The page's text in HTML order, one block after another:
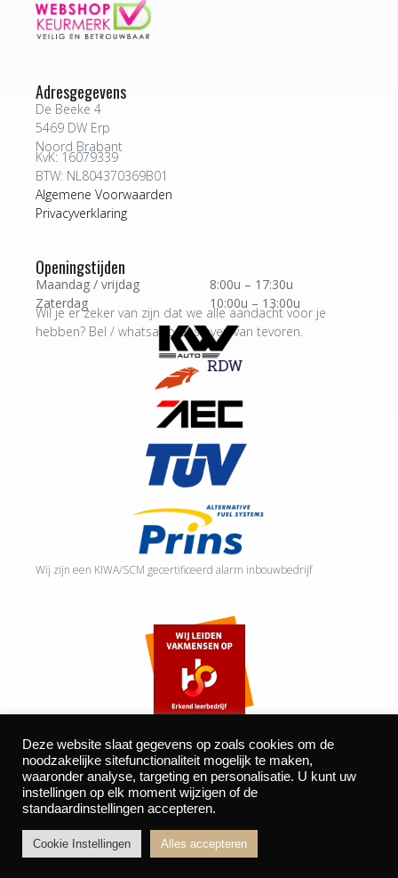
Adresgegevens
De Beeke 4
5469 DW Erp
Noord Brabant
KvK: 16079339
BTW: NL804370369B01
Algemene Voorwaarden
Privacyverklaring
Openingstijden
Maandag / vrijdag
8:00u – 17:30u
Zaterdag
10:00u – 13:00u
Wil je er zeker van zijn dat we alle aandacht voor je
hebben? Bel / whatsapp ons even van tevoren.
Wij zijn een KIWA/SCM gecertificeerd alarm inbouwbedrijf
©2026 Autocentrum Bijvelds BV. De Beeke 4, 5469 DW Erp
| website door
Deze website slaat gegevens op zoals cookies om de
noodzakelijke sitefunctionaliteit mogelijk te maken,
waaronder analyse, targeting en personalisatie. U kunt uw
instellingen op elk moment wijzigen of de
standaardinstellingen accepteren.
Cookie Instellingen Alles accepteren